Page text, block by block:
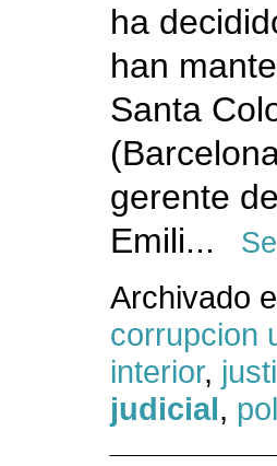
ha
han
Santa
gerente
Emili...
Archivado
corrupcion
interior,
judicial,